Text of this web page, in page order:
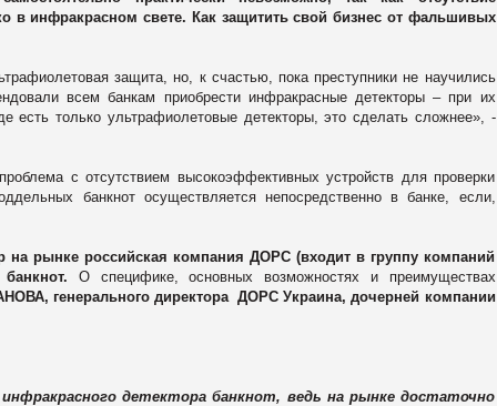
в инфракрасном свете. Как защитить свой бизнес от фальшивых
защита, но, к счастью, пока преступники не научились
всем банкам приобрести инфракрасные детекторы – при их
есть только ультрафиолетовые детекторы, это сделать сложнее», -
с отсутствием высокоэффективных устройств для проверки
банкнот осуществляется непосредственно в банке, если,
рынке российская компания ДОРС (входит в группу компаний
О специфике, основных возможностях и преимуществах
генерального директора ДОРС Украина, дочерней компании
детектора банкнот, ведь на рынке достаточно